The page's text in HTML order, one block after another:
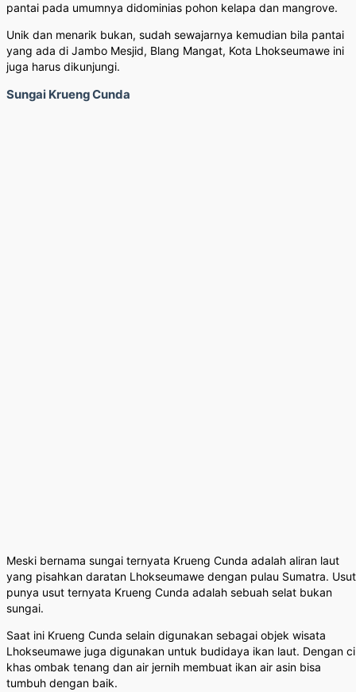
pantai pada umumnya didominias pohon kelapa dan mangrove.
Unik dan menarik bukan, sudah sewajarnya kemudian bila pantai
yang ada di Jambo Mesjid, Blang Mangat, Kota Lhokseumawe ini
juga harus dikunjungi.
Sungai Krueng Cunda
Meski bernama sungai ternyata Krueng Cunda adalah aliran laut
yang pisahkan daratan Lhokseumawe dengan pulau Sumatra. Usut
punya usut ternyata Krueng Cunda adalah sebuah selat bukan
sungai.
Saat ini Krueng Cunda selain digunakan sebagai objek wisata
Lhokseumawe juga digunakan untuk budidaya ikan laut. Dengan
khas ombak tenang dan air jernih membuat ikan air asin bisa
tumbuh dengan baik.